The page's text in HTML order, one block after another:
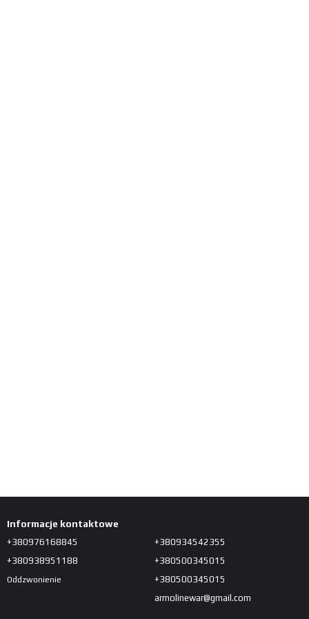
Informacje kontaktowe
+380976168845
+380938951188
Oddzwonienie
+380934542355
+380500345015
+380500345015
armolinewar@gmail.com